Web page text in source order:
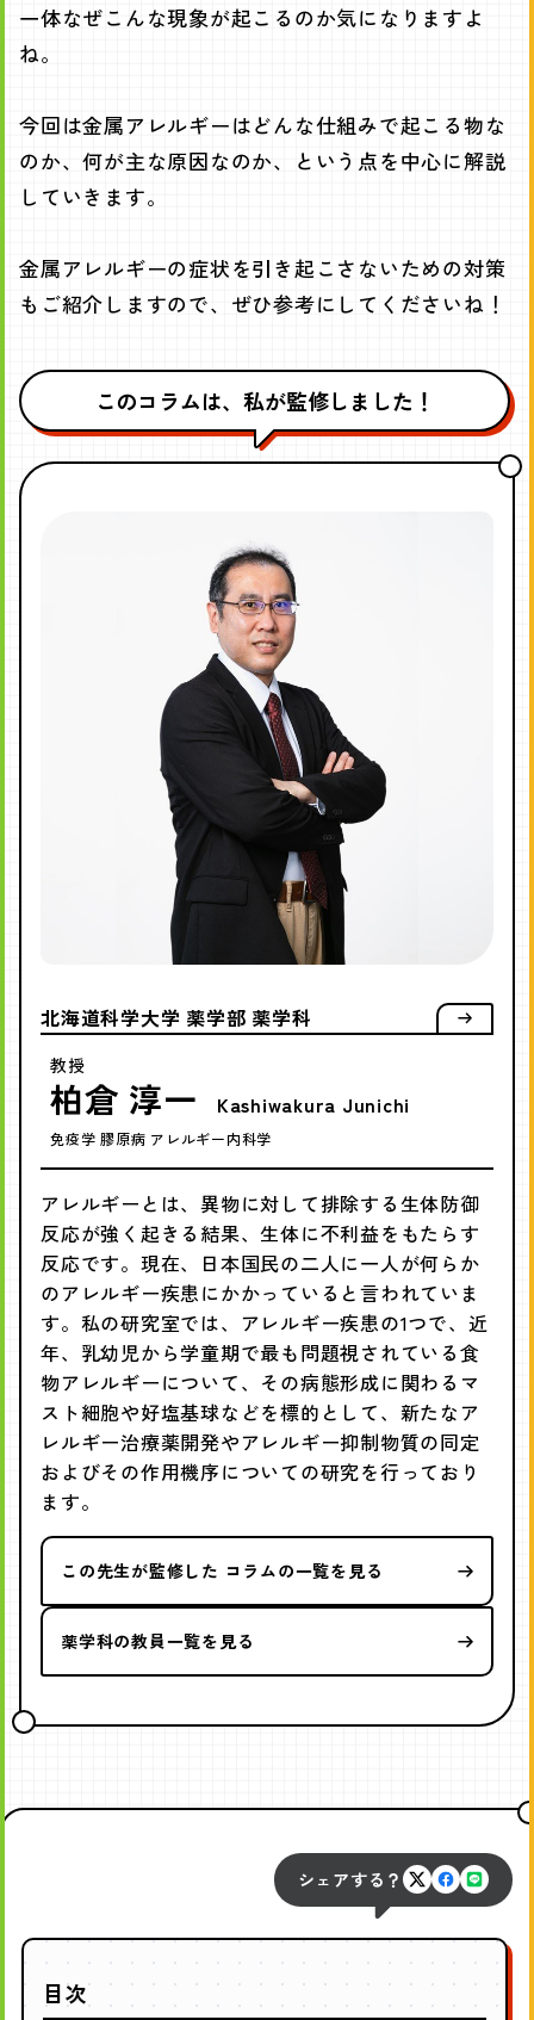
一体なぜこんな現象が起こるのか気になりますよ
ね。
今回は金属アレルギーはどんな仕組みで起こる物な
のか、何が主な原因なのか、という点を中心に解説
していきます。
金属アレルギーの症状を引き起こさないための対策
もご紹介しますので、ぜひ参考にしてくださいね！
このコラムは、私が監修しました！
北海道科学大学 薬学部 薬学科
教授
柏倉 淳一 Kashiwakura Junichi
免疫学 膠原病 アレルギー内科学
アレルギーとは、異物に対して排除する生体防御
反応が強く起きる結果、生体に不利益をもたらす
反応です。現在、日本国民の二人に一人が何らか
のアレルギー疾患にかかっていると言われていま
す。私の研究室では、アレルギー疾患の1つで、近
年、乳幼児から学童期で最も問題視されている食
物アレルギーについて、その病態形成に関わるマ
スト細胞や好塩基球などを標的として、新たなア
レルギー治療薬開発やアレルギー抑制物質の同定
およびその作用機序についての研究を行っており
ます。
この先生が監修した コラムの一覧を見る
薬学科の教員一覧を見る
シェアする？
X
シ
ェ
シ
ェ
LINE
シ
ェ
目次